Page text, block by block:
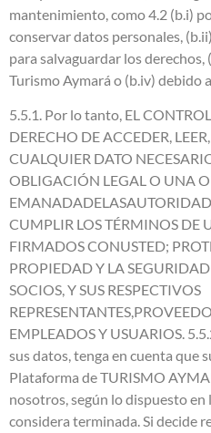
mantenimiento, como 4.2 (b.i)
conservar datos personales,
para salvaguardar los
Turismo Aymará o (b.iv) debido
5.5.1. Por lo tanto, EL
DERECHO DE ACCEDER,
CUALQUIER DATO
OBLIGACIÓN LEGAL O UNA
CUMPLIR LOS TÉRMINOS DE
FIRMADOS CONUSTED;
PROPIEDAD Y LA
SOCIOS, Y SUS RESPECTIVOS
EMPLEADOS Y USUARIOS.
sus datos, tenga en cuenta que
Plataforma de TURISMO
nosotros, según lo dispuesto en
considera terminada. Si decide